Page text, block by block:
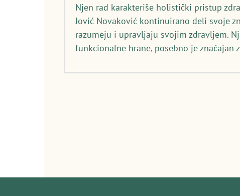
Njen rad karakteriše holistički pristup
Jović Novaković kontinuirano deli svoje
razumeju i upravljaju svojim zdravljem.
funkcionalne hrane, posebno je